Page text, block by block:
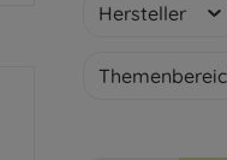
Hersteller